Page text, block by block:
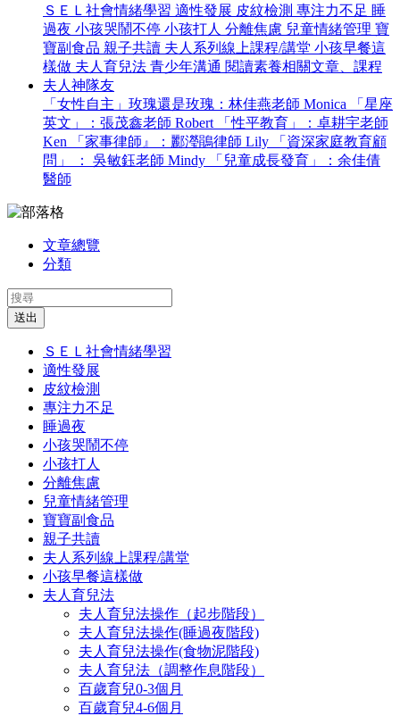
ＳＥＬ社會情緒學習 適性發展 皮紋檢測 專注力不足 睡
過夜 小孩哭鬧不停 小孩打人 分離焦慮 兒童情緒管理 寶
寶副食品 親子共讀 夫人系列線上課程/講堂 小孩早餐這
樣做 夫人育兒法 青少年溝通 閱讀素養相關文章、課程
夫人神隊友
「女性自主」玫瑰還是玫瑰：林佳燕老師 Monica
「星座
英文」：張茂鑫老師 Robert
「性平教育」：卓耕宇老師
Ken
「家事律師』：酈瀅鵑律師 Lily
「資深家庭教育顧
問」 ： 吳敏鈺老師 Mindy
「兒童成長發育」：余佳倩
醫師
文章總覽
分類
送出
ＳＥＬ社會情緒學習
適性發展
皮紋檢測
專注力不足
睡過夜
小孩哭鬧不停
小孩打人
分離焦慮
兒童情緒管理
寶寶副食品
親子共讀
夫人系列線上課程/講堂
小孩早餐這樣做
夫人育兒法
夫人育兒法操作（起步階段）
夫人育兒法操作(睡過夜階段)
夫人育兒法操作(食物泥階段)
夫人育兒法（調整作息階段）
百歲育兒0-3個月
百歲育兒4-6個月